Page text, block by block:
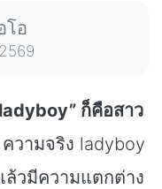
โอ
ก็คือสาว
วามจริง ladyboy
ล้วมีความแตกต่าง